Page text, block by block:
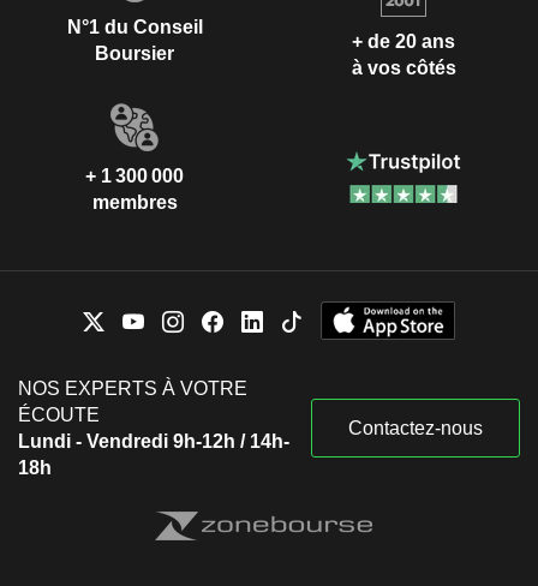
N°1 du Conseil
Boursier
+ de 20 ans
à vos côtés
+ 1 300 000
membres
NOS EXPERTS À VOTRE
ÉCOUTE
Lundi - Vendredi 9h-12h / 14h-
18h
Contactez-nous